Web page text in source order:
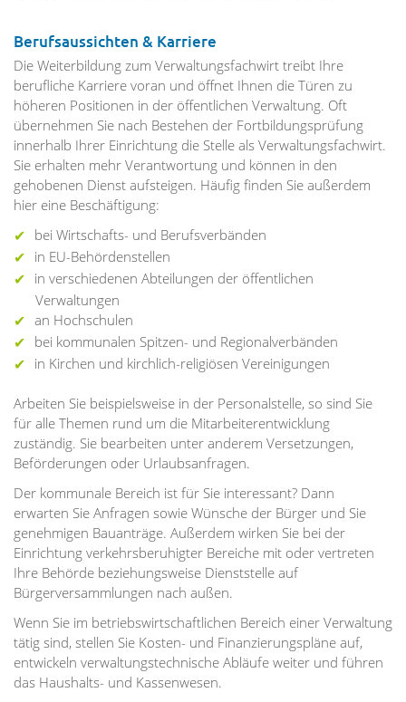
Berufsaussichten & Karriere
Die Weiterbildung zum Verwaltungsfachwirt treibt Ihre
berufliche Karriere voran und öffnet Ihnen die Türen zu
höheren Positionen in der öffentlichen Verwaltung. Oft
übernehmen Sie nach Bestehen der Fortbildungsprüfung
innerhalb Ihrer Einrichtung die Stelle als Verwaltungsfachwirt.
Sie erhalten mehr Verantwortung und können in den
gehobenen Dienst aufsteigen. Häufig finden Sie außerdem
hier eine Beschäftigung:
bei Wirtschafts- und Berufsverbänden
in EU-Behördenstellen
in verschiedenen Abteilungen der öffentlichen
Verwaltungen
an Hochschulen
bei kommunalen Spitzen- und Regionalverbänden
in Kirchen und kirchlich-religiösen Vereinigungen
Arbeiten Sie beispielsweise in der Personalstelle, so sind Sie
für alle Themen rund um die Mitarbeiterentwicklung
zuständig. Sie bearbeiten unter anderem Versetzungen,
Beförderungen oder Urlaubsanfragen.
Der kommunale Bereich ist für Sie interessant? Dann
erwarten Sie Anfragen sowie Wünsche der Bürger und Sie
genehmigen Bauanträge. Außerdem wirken Sie bei der
Einrichtung verkehrsberuhigter Bereiche mit oder vertreten
Ihre Behörde beziehungsweise Dienststelle auf
Bürgerversammlungen nach außen.
Wenn Sie im betriebswirtschaftlichen Bereich einer Verwaltung
tätig sind, stellen Sie Kosten- und Finanzierungspläne auf,
entwickeln verwaltungstechnische Abläufe weiter und führen
das Haushalts- und Kassenwesen.